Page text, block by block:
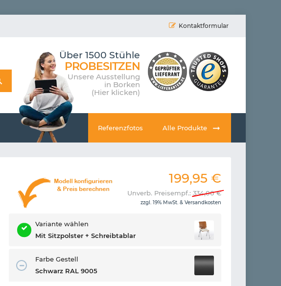
Kontaktformular
Über 1500 Stühle
PROBESITZEN
Unsere Ausstellung
in Borken
(Hier klicken)
Referenzfotos Alle Produkte
199,95 €
Unverb. Preisempf.: 334,00€
zzgl. 19% MwSt. & Versandkosten
Variante wählen
Mit Sitzpolster + Schreibtablar
Farbe Gestell
Schwarz RAL 9005